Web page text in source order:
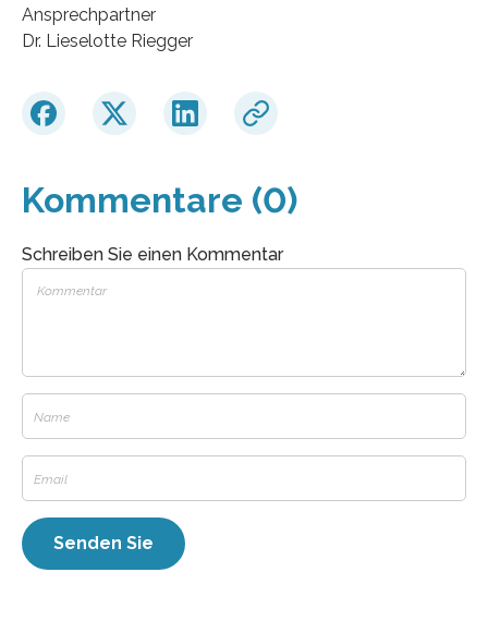
Ansprechpartner
Dr. Lieselotte Riegger
Kommentare (0)
Schreiben Sie einen Kommentar